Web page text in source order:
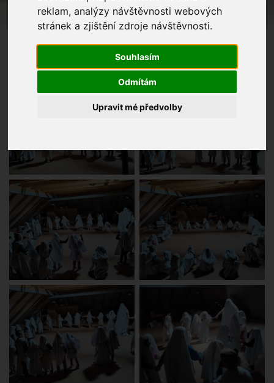
reklam, analýzy návštěvnosti webových
stránek a zjištění zdroje návštěvnosti.
Souhlasím
Odmítám
Upravit mé předvolby